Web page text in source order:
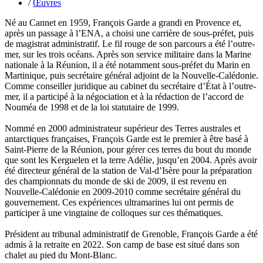
La Brosse Gaële de
Lacarrière Jacques
Lacrampe Corine
Lagny Laurence
Laheurte Marielle
Lamotte Aymeric de
Lanni Dominique
Lanouguère-Bruneau Virginie
Lantz François
Lautier-Gaud Jean
Leblanc Léopoldine
Leblay Julien
Lebrun Alain
Lefèvre David
Lelièvre Olivier
Lemire Olivier
Lemonnier Philippe
Lobo Éric
Lodoidamba Chadraabalyn
Loquet Denis
Lutz Philippe
Luzzatto-Béjanin Béatrice
/Œuvres
Né au Cannet en 1959, François Garde a grandi en Provence et,
après un passage à l’ENA, a choisi une carrière de sous-préfet, puis
de magistrat administratif. Le fil rouge de son parcours a été l’outre-
mer, sur les trois océans. Après son service militaire dans la Marine
nationale à la Réunion, il a été notamment sous-préfet du Marin en
Martinique, puis secrétaire général adjoint de la Nouvelle-Calédonie.
Comme conseiller juridique au cabinet du secrétaire d’État à l’outre-
mer, il a participé à la négociation et à la rédaction de l’accord de
Nouméa de 1998 et de la loi statutaire de 1999.
Nommé en 2000 administrateur supérieur des Terres australes et
antarctiques françaises, François Garde est le premier à être basé à
Saint-Pierre de la Réunion, pour gérer ces terres du bout du monde
que sont les Kerguelen et la terre Adélie, jusqu’en 2004. Après avoir
été directeur général de la station de Val-d’Isère pour la préparation
des championnats du monde de ski de 2009, il est revenu en
Nouvelle-Calédonie en 2009-2010 comme secrétaire général du
gouvernement. Ces expériences ultramarines lui ont permis de
participer à une vingtaine de colloques sur ces thématiques.
Président au tribunal administratif de Grenoble, François Garde a été
admis à la retraite en 2022. Son camp de base est situé dans son
chalet au pied du Mont-Blanc.